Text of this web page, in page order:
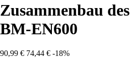
Zusammenbau
BM-EN600
90,99 € 74,44 € -18%